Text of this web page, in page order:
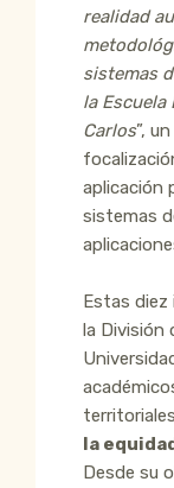
realidad
sistemas
la Escuela
Carlos”,
aplicación
sistemas
Estas diez
la División
la
Desde su